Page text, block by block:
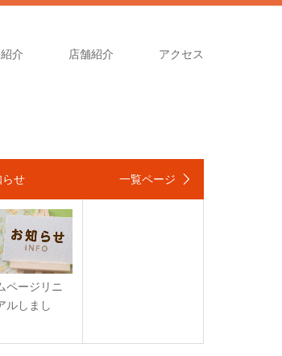
介 店舗紹介 アクセス
らせ 一覧ページ
ページリニ
ルしまし